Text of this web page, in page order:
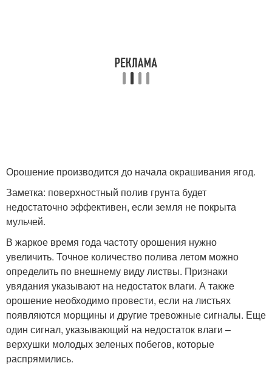
Орошение производится до начала окрашивания ягод.
Заметка: поверхностный полив грунта будет
недостаточно эффективен, если земля не покрыта
мульчей.
В жаркое время года частоту орошения нужно
увеличить. Точное количество полива летом можно
определить по внешнему виду листвы. Признаки
увядания указывают на недостаток влаги. А также
орошение необходимо провести, если на листьях
появляются морщины и другие тревожные сигналы. Еще
один сигнал, указывающий на недостаток влаги –
верхушки молодых зеленых побегов, которые
распрямились.